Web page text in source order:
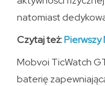
natomiast
Czytaj też:Pierwszy
Mobvoi TicWatch
baterię